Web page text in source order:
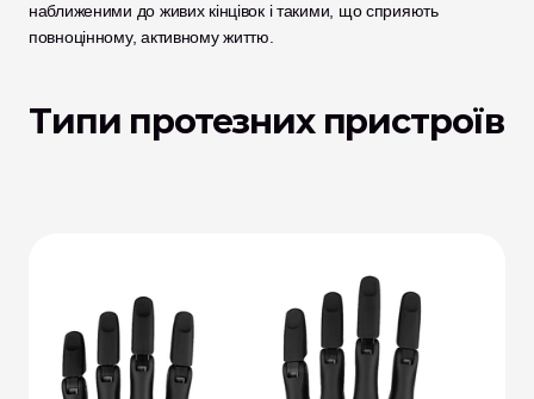
наближеними до живих кінцівок і такими, що сприяють
повноцінному, активному життю.
Типи протезних пристроїв